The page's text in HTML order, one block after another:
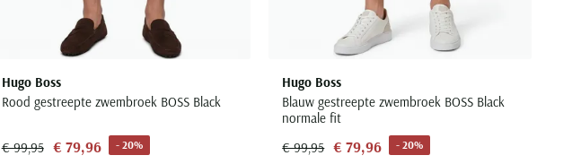
Hugo Boss
Rood gestreepte zwembroek BOSS Black
€ 99,95 € 79,96 - 20%
Hugo Boss
Blauw gestreepte zwembroek BOSS Black
normale fit
€ 99,95 € 79,96 - 20%